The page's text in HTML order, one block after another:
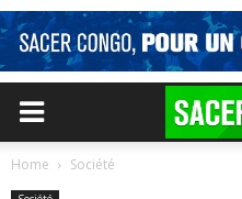
Home Société